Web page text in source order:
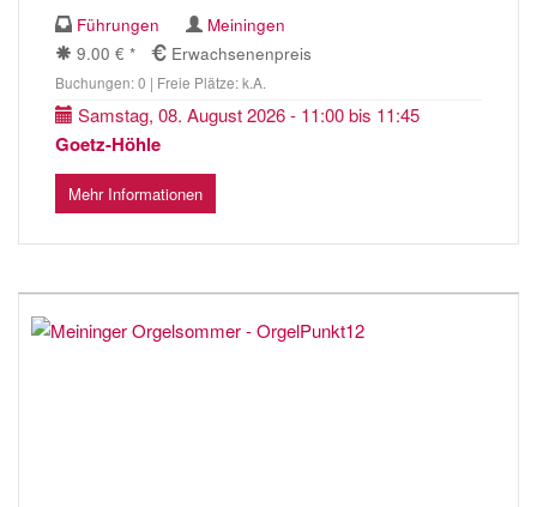
Führungen
Meiningen
9.00 € *
Erwachsenenpreis
Buchungen: 0 | Freie Plätze: k.A.
Samstag, 08. August 2026 - 11:00 bis 11:45
Goetz-Höhle
Mehr Informationen